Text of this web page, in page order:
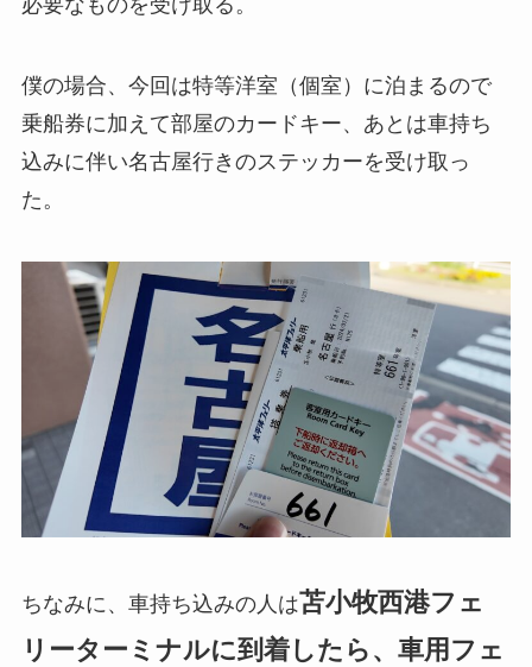
必要なものを受け取る。
僕の場合、今回は特等洋室（個室）に泊まるので
乗船券に加えて部屋のカードキー、あとは車持ち
込みに伴い名古屋行きのステッカーを受け取っ
た。
ちなみに、車持ち込みの人は苫小牧西港フェ
リーターミナルに到着したら、車用フェ